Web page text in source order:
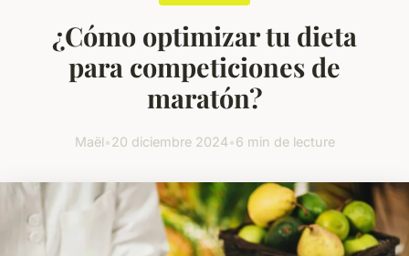
¿Cómo optimizar tu dieta
para competiciones de
maratón?
Maël•20 diciembre 2024•6 min de lecture